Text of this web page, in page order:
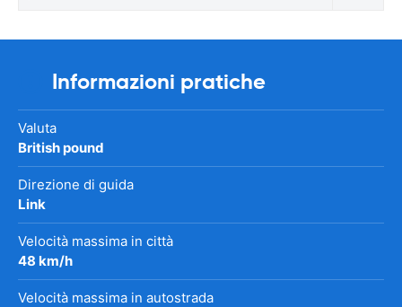
Informazioni pratiche
Valuta
British pound
Direzione di guida
Link
Velocità massima in città
48 km/h
Velocità massima in autostrada